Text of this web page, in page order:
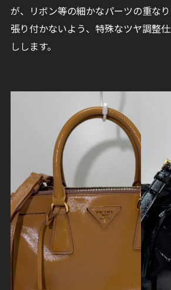
が、リボン等の細かなパーツの重な
張り付かないよう、特殊なツヤ調整
しします。